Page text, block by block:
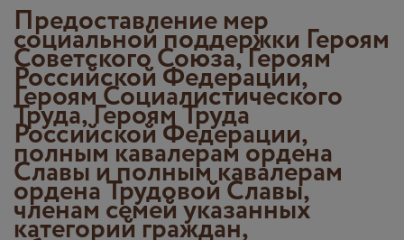
Предоставление мер
социальной поддержки Героям
Советского Союза, Героям
Российской Федерации,
Героям Социалистического
Труда, Героям Труда
Российской Федерации,
полным кавалерам ордена
Славы и полным кавалерам
ордена Трудовой Славы,
членам семей указанных
категорий граждан,